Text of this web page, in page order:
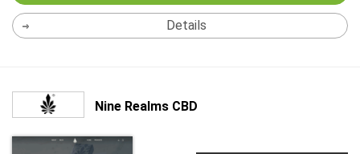
Details
Nine Realms CBD